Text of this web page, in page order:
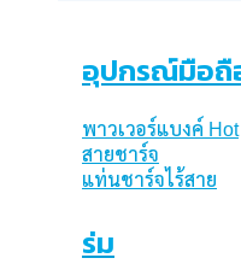
อุปกรณ์มือถื
พาวเวอร์แบงค์
สายชาร์จ
แท่นชาร์จไร้สาย
ร่ม